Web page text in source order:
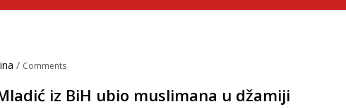
/ Comments
iz BiH ubio muslimana u džamiji